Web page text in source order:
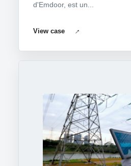
d'Emdoor, est un...
View case